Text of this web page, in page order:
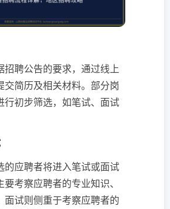
招聘公告的要求，通过线上
交简历及相关材料。部分岗
行初步筛选，如笔试、面试
的应聘者将进入笔试或面试
考察应聘者的专业知识、
面试则侧重于考察应聘者的